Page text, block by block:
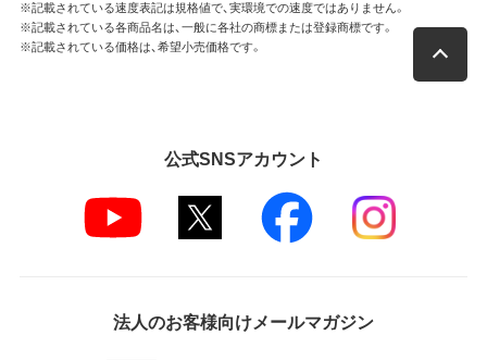
※記載されている速度表記は規格値で、実環境での速度ではありません。
※記載されている各商品名は、一般に各社の商標または登録商標です。
※記載されている価格は、希望小売価格です。
公式SNSアカウント
法人のお客様向けメールマガジン